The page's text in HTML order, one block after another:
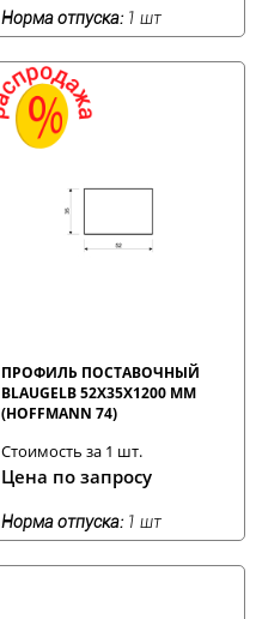
Норма отпуска: 1 шт
ПРОФИЛЬ ПОСТАВОЧНЫЙ
BLAUGELB 52X35X1200 ММ
(HOFFMANN 74)
Стоимость за 1 шт.
Цена по запросу
Норма отпуска: 1 шт